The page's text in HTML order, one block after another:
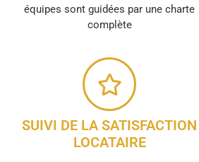
équipes sont guidées par une charte
complète
SUIVI DE LA SATISFACTION
LOCATAIRE